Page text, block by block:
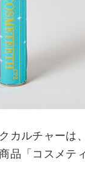
カルチャーは
品「コスメテ